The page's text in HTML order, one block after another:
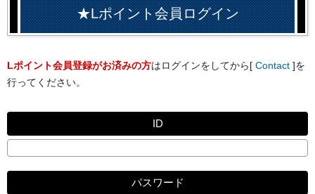
★Lポイント会員ログイン
Lポイント会員登録がお済みの方はログインをしてから[ Contact ]を
行ってください。
ID
パスワード